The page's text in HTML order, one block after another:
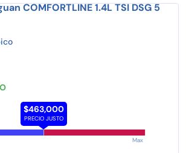
COMFORTLINE 1.4L TSI DSG 5
$463,000
PRECIO JUSTO
Max